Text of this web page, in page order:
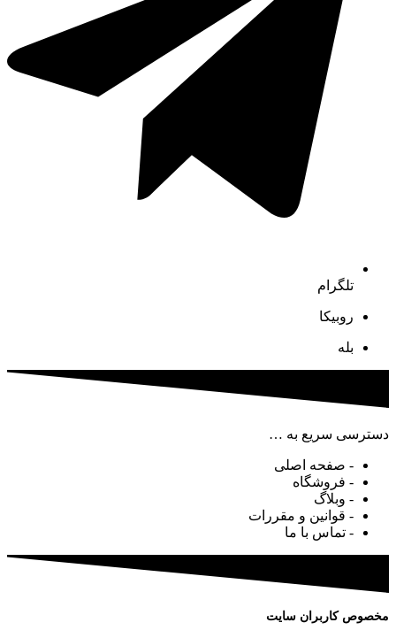
تلگرام
روبیکا
بله
دسترسی سریع به …
- صفحه اصلی
- فروشگاه
- وبلاگ
- قوانین و مقررات
- تماس با ما
مخصوص کاربران سایت